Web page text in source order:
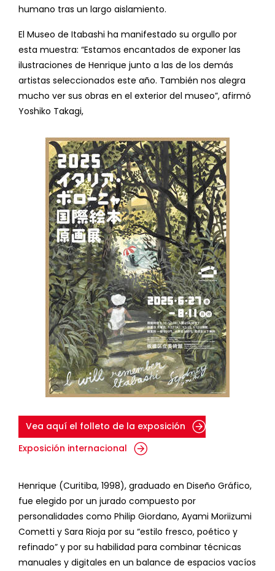
humano tras un largo aislamiento.
El Museo de Itabashi ha manifestado su orgullo por
esta muestra: “Estamos encantados de exponer las
ilustraciones de Henrique junto a las de los demás
artistas seleccionados este año. También nos alegra
mucho ver sus obras en el exterior del museo”, afirmó
Yoshiko Takagi,
Vea aquí el folleto de la exposición
Exposición internacional
Henrique (Curitiba, 1998), graduado en Diseño Gráfico,
fue elegido por un jurado compuesto por
personalidades como Philip Giordano, Ayami Moriizumi
Cometti y Sara Rioja por su “estilo fresco, poético y
refinado” y por su habilidad para combinar técnicas
manuales y digitales en un balance de espacios vacíos